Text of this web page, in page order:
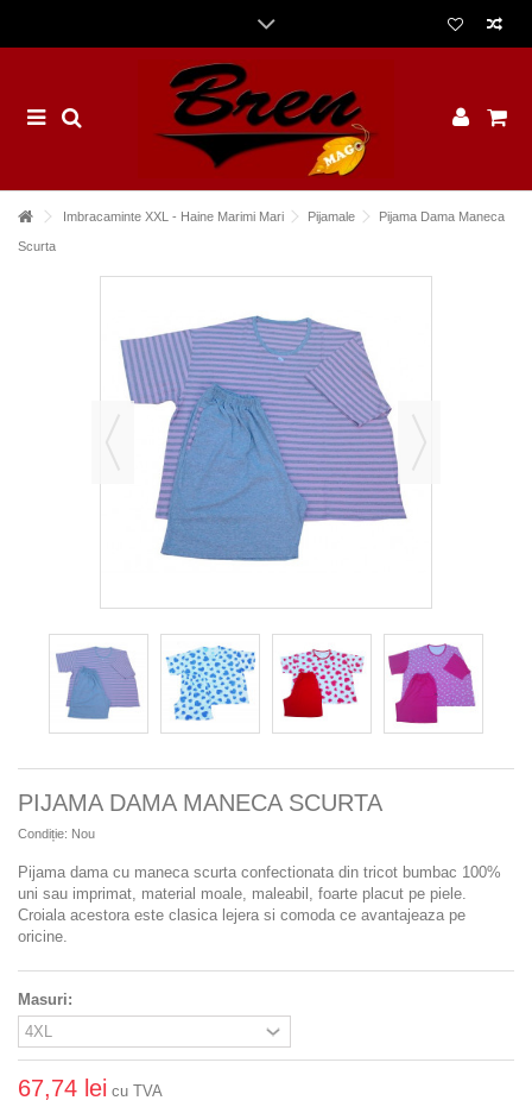
Imbracaminte XXL - Haine Marimi Mari Pijamale Pijama Dama Maneca
Scurta
PIJAMA DAMA MANECA SCURTA
Condiție: Nou
Pijama dama cu maneca scurta confectionata din tricot bumbac 100%
uni sau imprimat, material moale, maleabil, foarte placut pe piele.
Croiala acestora este clasica lejera si comoda ce avantajeaza pe
oricine.
Masuri:
67,74 lei cu TVA